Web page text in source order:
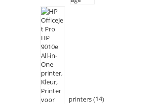
printers 14